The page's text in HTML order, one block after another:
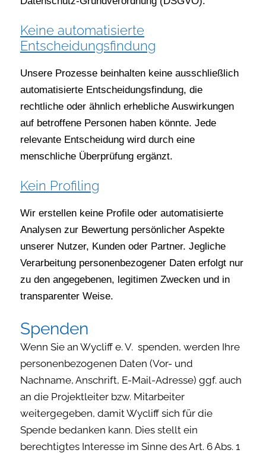
Keine automatisierte
Entscheidungsfindung
Unsere Prozesse beinhalten keine ausschließlich
automatisierte Entscheidungsfindung, die
rechtliche oder ähnlich erhebliche Auswirkungen
auf betroffene Personen haben könnte. Jede
relevante Entscheidung wird durch eine
menschliche Überprüfung ergänzt.
Kein Profiling
Wir erstellen keine Profile oder automatisierte
Analysen zur Bewertung persönlicher Aspekte
unserer Nutzer, Kunden oder Partner. Jegliche
Verarbeitung personenbezogener Daten erfolgt nur
zu den angegebenen, legitimen Zwecken und in
transparenter Weise.
Spenden
Wenn Sie an Wycliff e. V. spenden, werden Ihre
personenbezogenen Daten (Vor- und
Nachname, Anschrift, E-Mail-Adresse) ggf. auch
an die Projektleiter bzw. Mitarbeiter
weitergegeben, damit Wycliff sich für die
Spende bedanken kann. Dies stellt ein
berechtigtes Interesse im Sinne des Art. 6 Abs. 1